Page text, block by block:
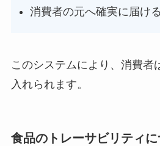
消費者の元へ確実に届ける
このシステムにより、消費者
入れられます。
食品のトレーサビリティ